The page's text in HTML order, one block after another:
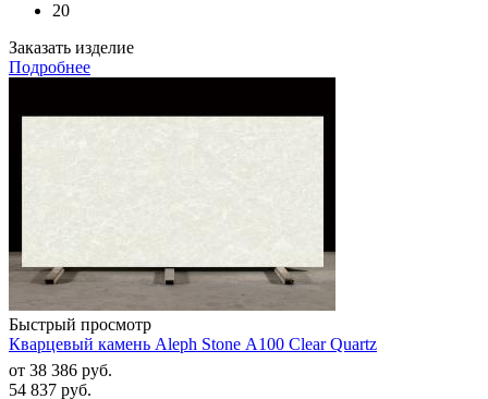
20
Заказать изделие
Подробнее
Быстрый просмотр
Кварцевый камень Aleph Stone А100 Clear Quartz
от 38 386 руб.
54 837 руб.